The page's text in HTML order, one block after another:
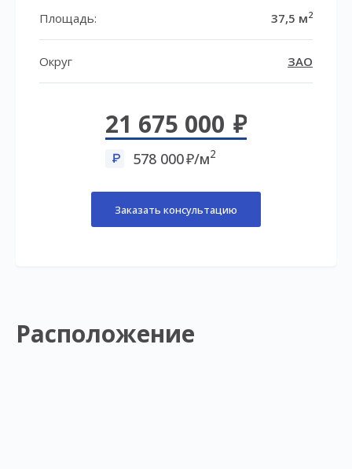
Площадь: 37,5 м2
Округ ЗАО
21 675 000
578 000 /м2
Заказать консультацию
Расположение